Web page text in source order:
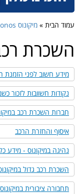
עמוד הבית » מיקונוס Mykonos
השכרת
מידע חשוב לפני הזמנת
נקודות חשוובות לזכור
חברות השכרת רכב
איסוף והחזרת הרכב
נהיגה במיקונוס - מידע
השכרת רכב גדול
תחבורה ציבורית במיקונוס